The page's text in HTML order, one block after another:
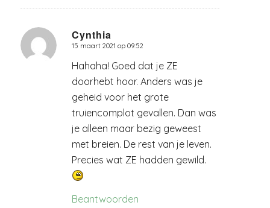
Cynthia
zegt:
15 maart 2021 op 09:52
Hahaha! Goed dat je ZE
doorhebt hoor. Anders was je
geheid voor het grote
truiencomplot gevallen. Dan was
je alleen maar bezig geweest
met breien. De rest van je leven.
Precies wat ZE hadden gewild.
Beantwoorden